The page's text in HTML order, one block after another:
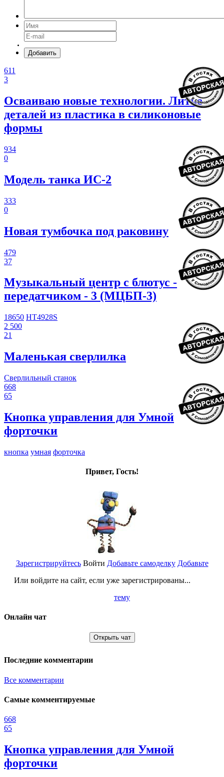
Добавить
611
3
Осваиваю новые технологии. Литье
деталей из пластика в силиконовые
формы
934
0
Модель танка ИС-2
333
0
Новая тумбочка под раковину
479
37
Музыкальный центр с блютус -
передатчиком - 3 (МЦБП-3)
18650 HT4928S
2 500
21
Маленькая сверлилка
Сверлильный станок
668
65
Кнопка управления для Умной
форточки
кнопка умная форточка
Привет, Гость!
Зарегистрируйтесь
Или войдите на сайт, если уже зарегистрированы...
Войти Добавьте самоделку Добавьте
тему
Онлайн чат
Открыть чат
Последние комментарии
Все комментарии
Самые комментируемые
668
65
Кнопка управления для Умной
форточки